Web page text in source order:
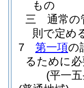
もの
三
通常の
則で定め
7
第一項の
るために
(平一